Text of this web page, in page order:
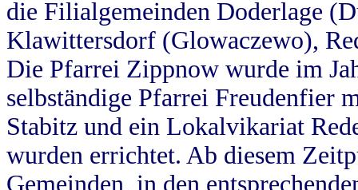
die Filialgemeinden Doderlage
Klawittersdorf (Glowaczewo),
Die Pfarrei Zippnow wurde im
selbständige Pfarrei Freudenfier
Stabitz und ein Lokalvikariat
wurden errichtet. Ab diesem
Gemeinden, in den